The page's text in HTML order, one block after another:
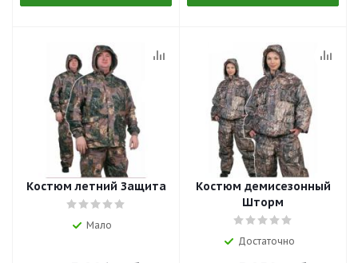
Костюм летний Защита
Мало
Костюм демисезонный
Шторм
Достаточно